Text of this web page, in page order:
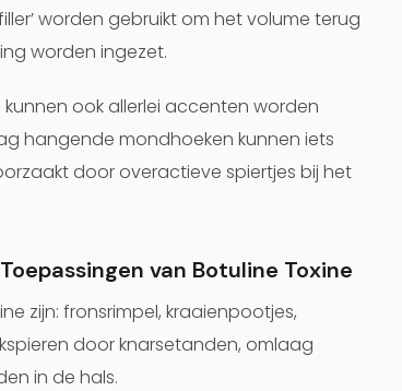
worden gebruikt om het volume terug
worden ingezet.
ook allerlei accenten worden
hangende mondhoeken kunnen iets
door overactieve spiertjes bij het
van Botuline Toxine
zijn: fronsrimpel, kraaienpootjes,
door knarsetanden, omlaag
in de hals.